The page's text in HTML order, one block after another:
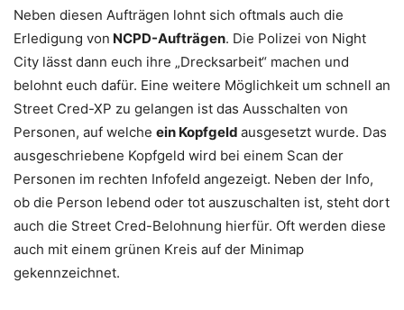
Neben diesen Aufträgen lohnt sich oftmals auch die
Erledigung von NCPD-Aufträgen. Die Polizei von Night
City lässt dann euch ihre „Drecksarbeit“ machen und
belohnt euch dafür. Eine weitere Möglichkeit um schnell an
Street Cred-XP zu gelangen ist das Ausschalten von
Personen, auf welche ein Kopfgeld ausgesetzt wurde. Das
ausgeschriebene Kopfgeld wird bei einem Scan der
Personen im rechten Infofeld angezeigt. Neben der Info,
ob die Person lebend oder tot auszuschalten ist, steht dort
auch die Street Cred-Belohnung hierfür. Oft werden diese
auch mit einem grünen Kreis auf der Minimap
gekennzeichnet.